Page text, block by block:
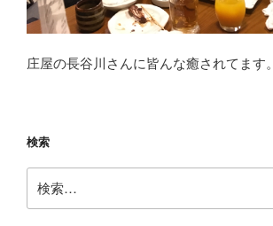
庄屋の長谷川さんに皆んな癒されてます。
検索
索: